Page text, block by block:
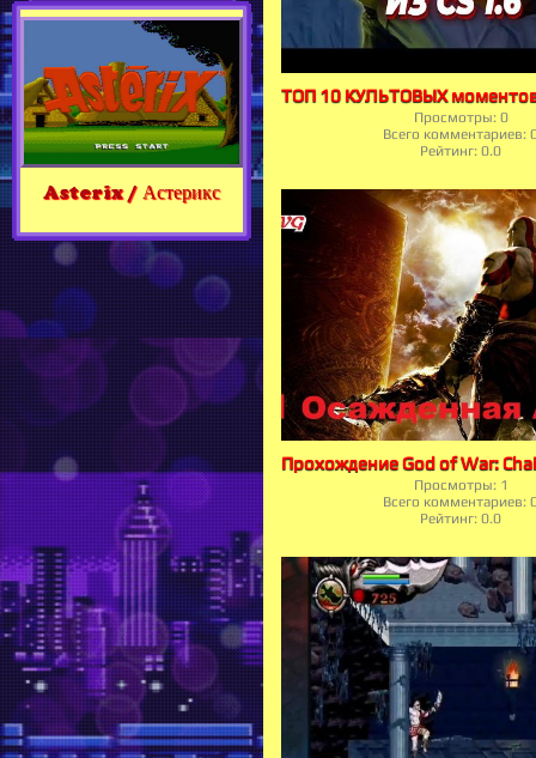
Asterix / Астерикс
Просмотры: 0
Всего комментариев:
Рейтинг: 0.0
Просмотры: 1
Всего комментариев:
Рейтинг: 0.0